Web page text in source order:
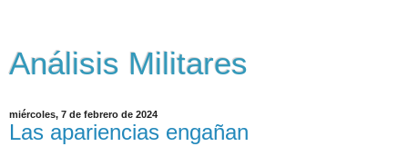
Análisis Militares
miércoles, 7 de febrero de 2024
Las apariencias engañan